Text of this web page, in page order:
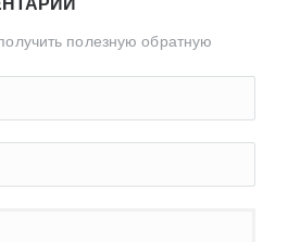
полезную обратную